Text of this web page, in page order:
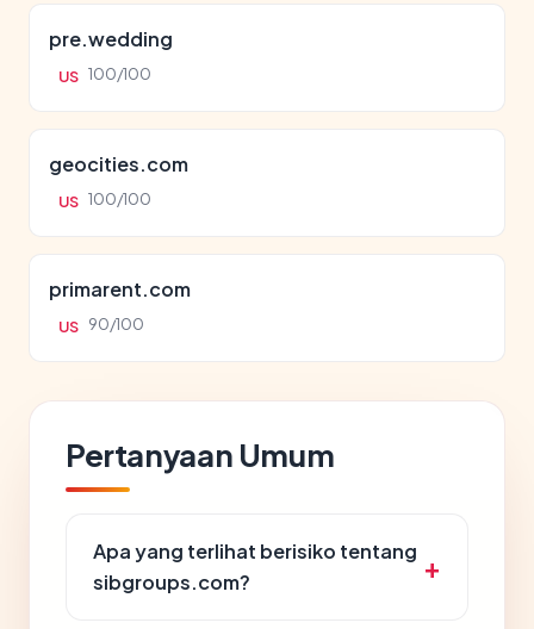
pre.wedding
US 100/100
geocities.com
US 100/100
primarent.com
US 90/100
Pertanyaan Umum
Apa yang terlihat berisiko tentang
sibgroups.com?